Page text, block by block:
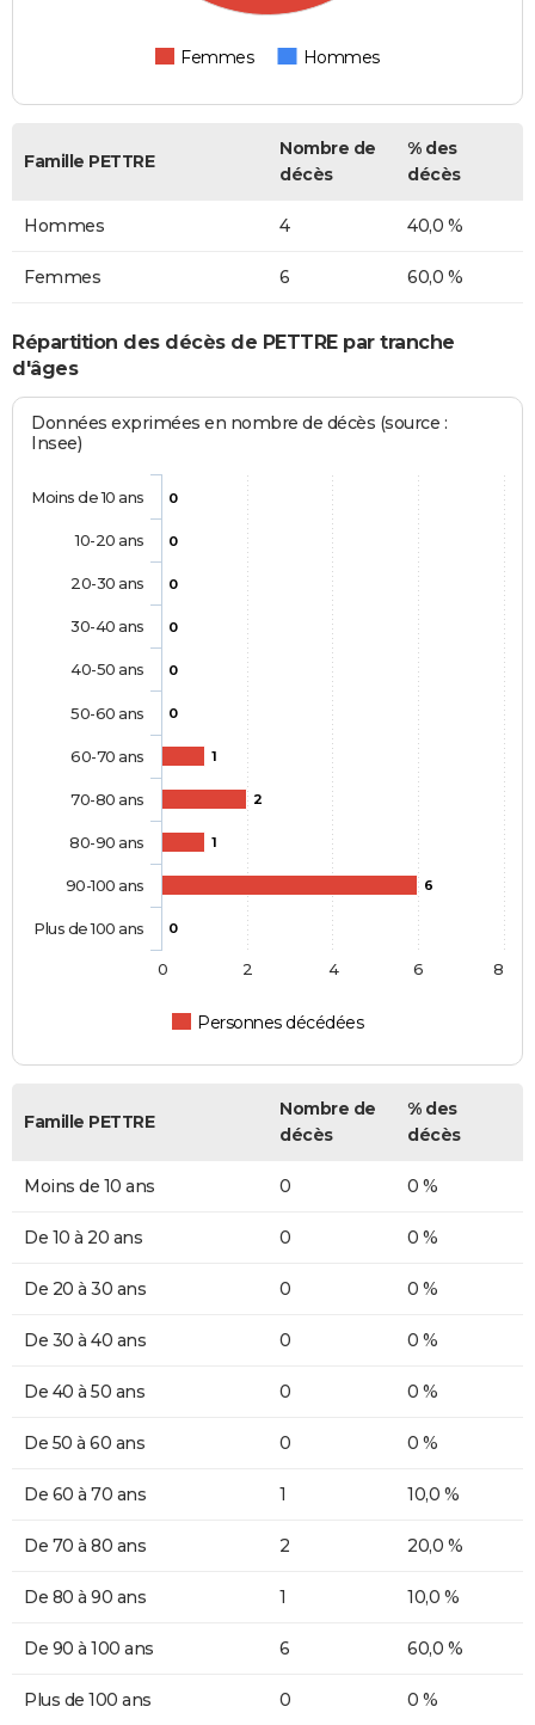
Femmes Hommes
Famille PETTRE
Nombre de
décès
% des
décès
Hommes 4 40,0 %
Femmes 6 60,0 %
Répartition des décès de PETTRE par tranche
d'âges
Données exprimées en nombre de décès (source :
Insee)
0
0
0
0
0
0
1
2
1
6
0
Personnes décédées
Moins de 10 ans
10-20 ans
20-30 ans
30-40 ans
40-50 ans
50-60 ans
60-70 ans
70-80 ans
80-90 ans
90-100 ans
Plus de 100 ans
0 2 4 6 8
Famille PETTRE
Nombre de
décès
% des
décès
Moins de 10 ans 0 0 %
De 10 à 20 ans 0 0 %
De 20 à 30 ans 0 0 %
De 30 à 40 ans 0 0 %
De 40 à 50 ans 0 0 %
De 50 à 60 ans 0 0 %
De 60 à 70 ans 1 10,0 %
De 70 à 80 ans 2 20,0 %
De 80 à 90 ans 1 10,0 %
De 90 à 100 ans 6 60,0 %
Plus de 100 ans 0 0 %